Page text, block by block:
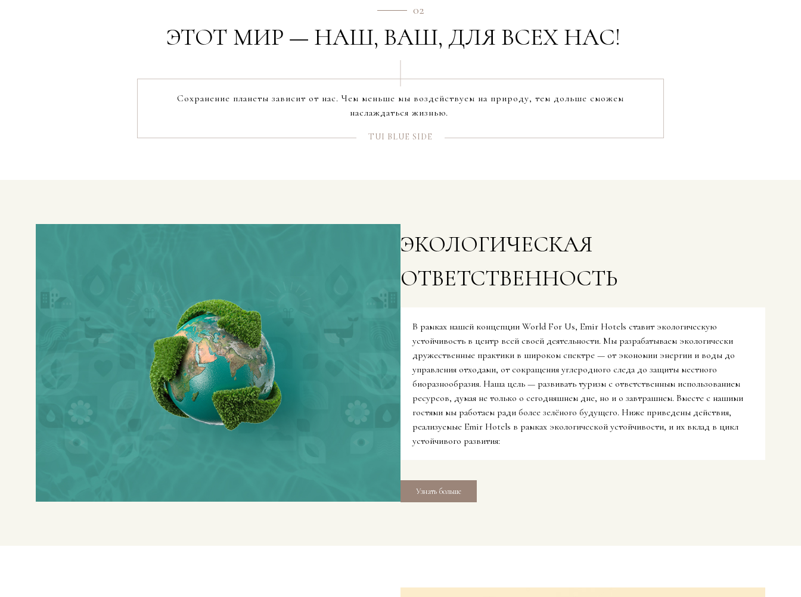
02
ЭТОТ МИР — НАШ, ВАШ, ДЛЯ ВСЕХ НАС!
Сохранение планеты зависит от нас. Чем меньше мы воздействуем на природу, тем дольше сможем
наслаждаться жизнью.
TUI BLUE SIDE
ЭКОЛОГИЧЕСКАЯ
ОТВЕТСТВЕННОСТЬ
В рамках нашей концепции World For Us, Emir Hotels ставит экологическую
устойчивость в центр всей своей деятельности. Мы разрабатываем экологически
дружественные практики в широком спектре — от экономии энергии и воды до
управления отходами, от сокращения углеродного следа до защиты местного
биоразнообразия. Наша цель — развивать туризм с ответственным использованием
ресурсов, думая не только о сегодняшнем дне, но и о завтрашнем. Вместе с нашими
гостями мы работаем ради более зелёного будущего. Ниже приведены действия,
реализуемые Emir Hotels в рамках экологической устойчивости, и их вклад в цикл
устойчивого развития:
Узнать больше